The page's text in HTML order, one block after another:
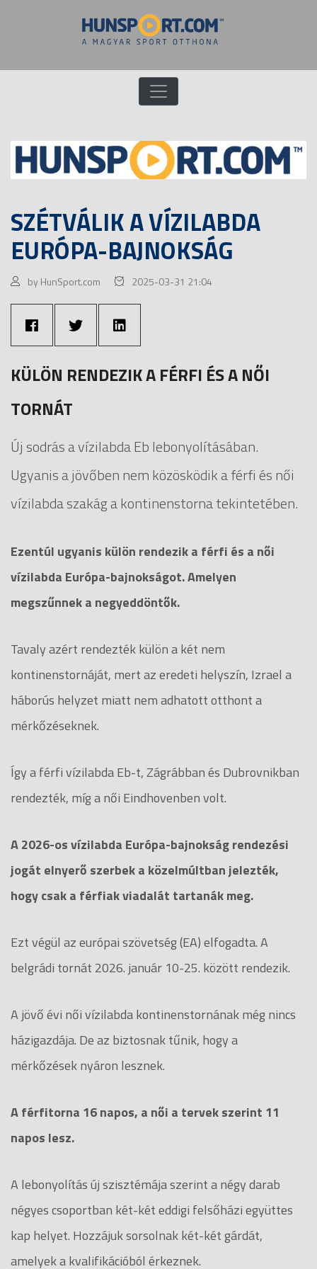
SZÉTVÁLIK A VÍZILABDA
EURÓPA-BAJNOKSÁG
by HunSport.com 2025-03-31 21:04
KÜLÖN RENDEZIK A FÉRFI ÉS A NŐI
TORNÁT
Új sodrás a vízilabda Eb lebonyolításában.
Ugyanis a jövőben nem közösködik a férfi és női
vízilabda szakág a kontinenstorna tekintetében.
Ezentúl ugyanis külön rendezik a férfi és a női
vízilabda Európa-bajnokságot. Amelyen
megszűnnek a negyeddöntők.
Tavaly azért rendezték külön a két nem
kontinenstornáját, mert az eredeti helyszín, Izrael a
háborús helyzet miatt nem adhatott otthont a
mérkőzéseknek.
Így a férfi vízilabda Eb-t, Zágrábban és Dubrovnikban
rendezték, míg a női Eindhovenben volt.
A 2026-os vízilabda Európa-bajnokság rendezési
jogát elnyerő szerbek a közelmúltban jelezték,
hogy csak a férfiak viadalát tartanák meg.
Ezt végül az európai szövetség (EA) elfogadta. A
belgrádi tornát 2026. január 10-25. között rendezik.
A jövő évi női vízilabda kontinenstornának még nincs
házigazdája. De az biztosnak tűnik, hogy a
mérkőzések nyáron lesznek.
A férfitorna 16 napos, a női a tervek szerint 11
napos lesz.
A lebonyolítás új szisztémája szerint a négy darab
négyes csoportban két-két eddigi felsőházi együttes
kap helyet. Hozzájuk sorsolnak két-két gárdát,
amelyek a kvalifikációból érkeznek.